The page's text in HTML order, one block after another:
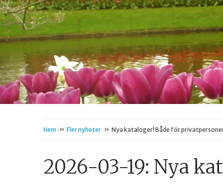
Hem » Fler nyheter » Nya kataloger! Både för
2026-03-19: Nya